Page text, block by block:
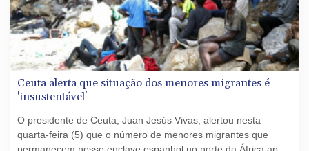
Ceuta alerta que situação dos menores migrantes é
'insustentável'
O presidente de Ceuta, Juan Jesús Vivas, alertou nesta
quarta-feira (5) que o número de menores migrantes que
permanecem nesse enclave espanhol no norte da África após